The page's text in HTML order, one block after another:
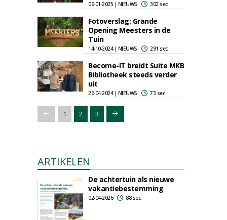
09-01-2025 | NIEUWS 302 sec
Fotoverslag: Grande
Opening Meesters in de
Tuin
14-10-2024 | NIEUWS 291 sec
Become-IT breidt Suite MKB
Bibliotheek steeds verder
uit
26-04-2024 | NIEUWS 73 sec
1 2 3
ARTIKELEN
De achtertuin als nieuwe
vakantiebestemming
02-04-2026 88 sec